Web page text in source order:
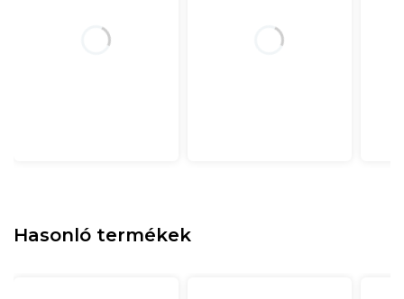
Hasonló termékek